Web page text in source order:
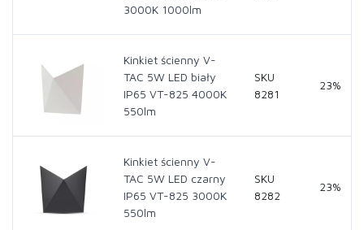
3000K 1000lm
Kinkiet ścienny V-
TAC 5W LED biały
IP65 VT-825 4000K
550lm
SKU
8281
23%
Kinkiet ścienny V-
TAC 5W LED czarny
IP65 VT-825 3000K
550lm
SKU
8282
23%